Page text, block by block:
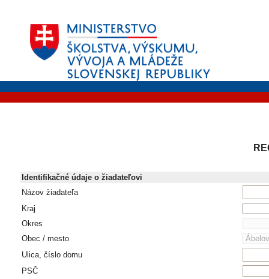
Identifikačné údaje o žiadateľovi
Názov žiadateľa
Kraj
Okres
Obec / mesto
Ulica, číslo domu
PSČ